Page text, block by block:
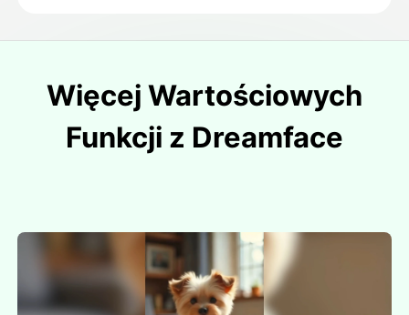
Więcej Wartościowych
Funkcji z Dreamface